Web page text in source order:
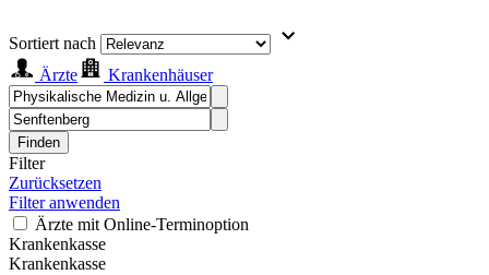
Sortiert nach
Ärzte
Krankenhäuser
Finden
Filter
Zurücksetzen
Filter anwenden
Ärzte mit Online-Terminoption
Krankenkasse
Krankenkasse